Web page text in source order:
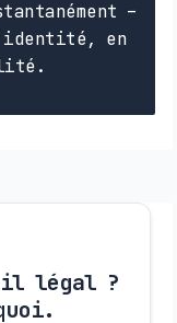
–
en
il légal ?